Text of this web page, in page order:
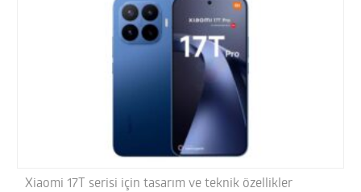
Xiaomi 17T serisi için tasarım ve teknik özellikler